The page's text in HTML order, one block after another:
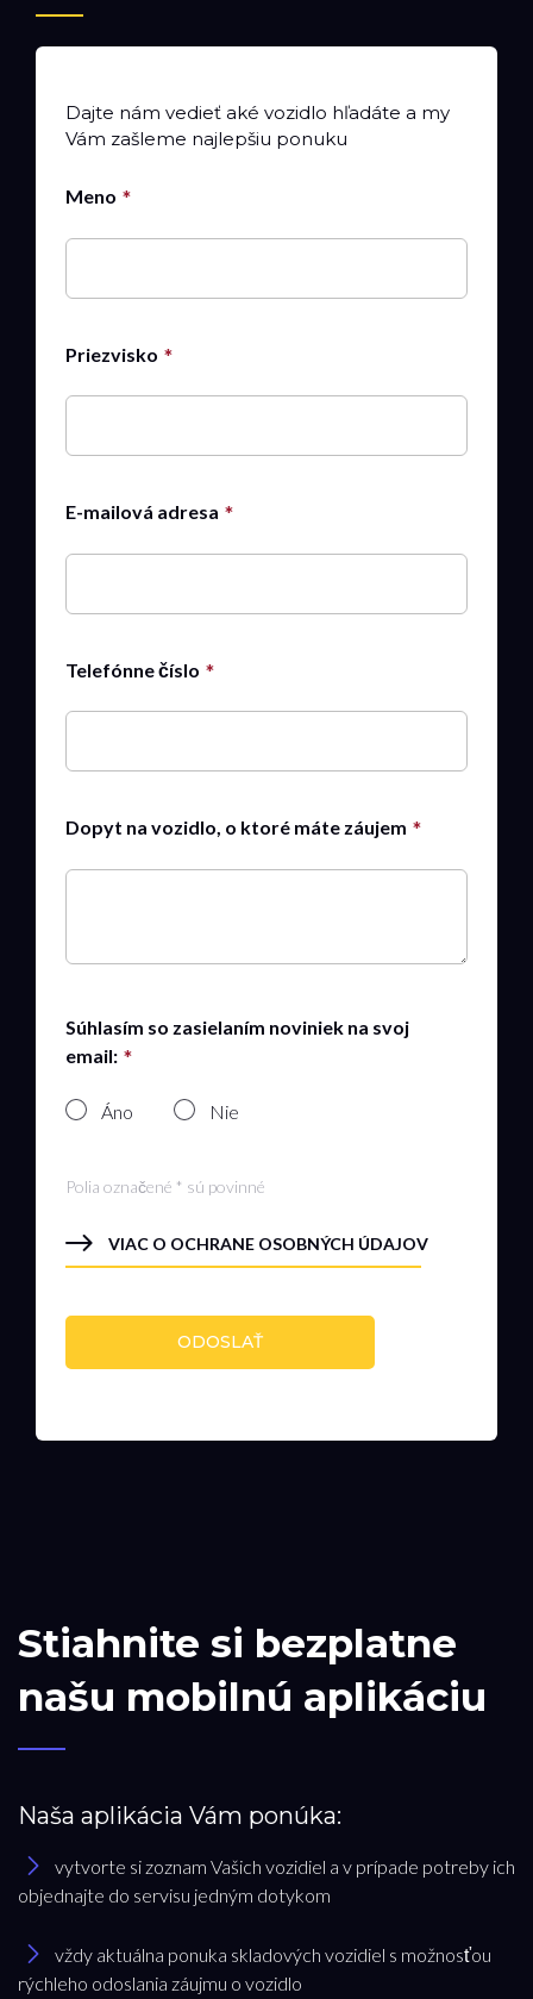
Dajte nám vedieť aké vozidlo hľadáte a my
Vám zašleme najlepšiu ponuku
Meno
Priezvisko
E-mailová adresa
Telefónne číslo
Dopyt na vozidlo, o ktoré máte záujem
Súhlasím so zasielaním noviniek na svoj
email:
Áno Nie
Polia označené * sú povinné
VIAC O OCHRANE OSOBNÝCH ÚDAJOV
ODOSLAŤ
Stiahnite si bezplatne
našu mobilnú aplikáciu
Naša aplikácia Vám ponúka:
vytvorte si zoznam Vašich vozidiel a v prípade potreby ich
objednajte do servisu jedným dotykom
vždy aktuálna ponuka skladových vozidiel s možnosťou
rýchleho odoslania záujmu o vozidlo